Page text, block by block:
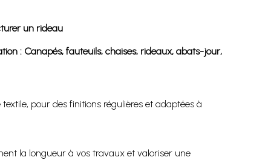
un rideau
: Canapés, fauteuils, chaises, rideaux, abats-jour,
pour des finitions régulières et adaptées à
la longueur à vos travaux et valoriser une